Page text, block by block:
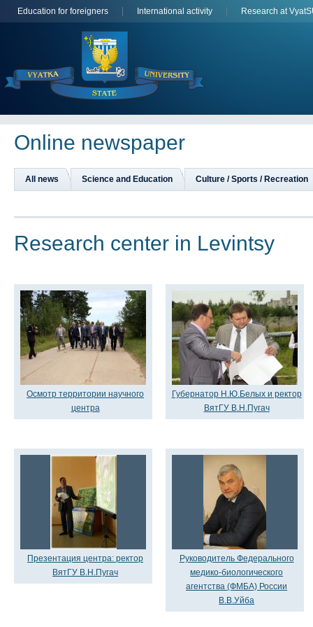
Education for foreigners International activity Research at
Online newspaper
All news Science and Education Culture / Sports / Recreation
Research center in Levintsy
Осмотр территории научного
центра
Губернатор Н.Ю.Белых и ректор
ВятГУ В.Н.Пугач
Презентация центра: ректор
ВятГУ В.Н.Пугач
Руководитель Федерального
медико-биологического
агентства (ФМБА) России
В.В.Уйба